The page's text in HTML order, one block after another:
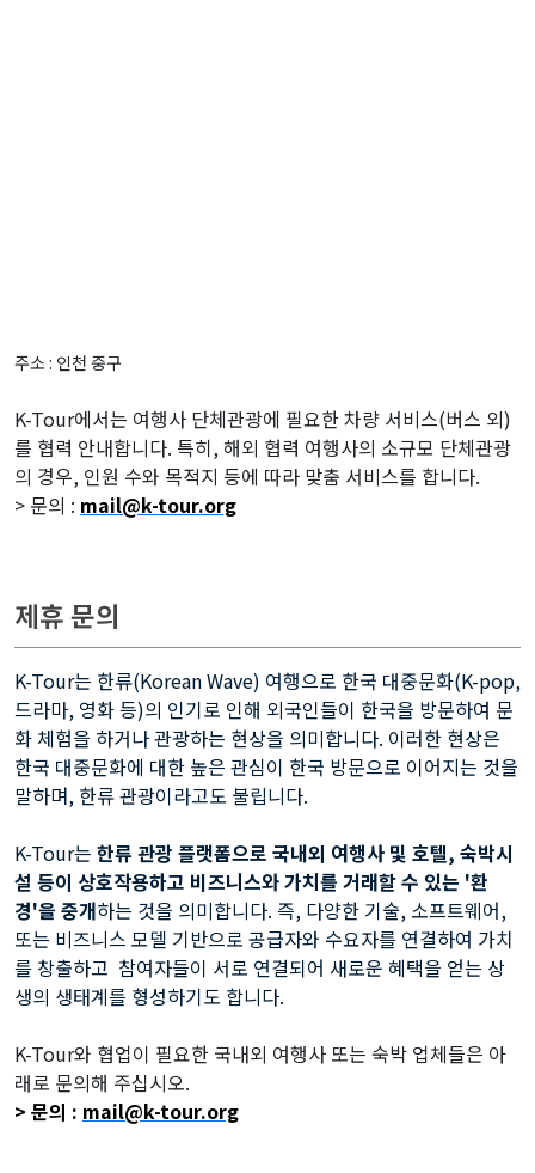
주소 : 인천 중구
K-Tour에서는 여행사 단체관광에 필요한 차량 서비스(버스 외)
를 협력 안내합니다. 특히, 해외 협력 여행사의 소규모 단체관광
의 경우, 인원 수와 목적지 등에 따라 맞춤 서비스를 합니다.
> 문의 : mail@k-tour.org
제휴 문의
K-Tour는 한류(Korean Wave) 여행으로 한국 대중문화(K-pop,
드라마, 영화 등)의 인기로 인해 외국인들이 한국을 방문하여 문
화 체험을 하거나 관광하는 현상을 의미합니다. 이러한 현상은
한국 대중문화에 대한 높은 관심이 한국 방문으로 이어지는 것을
말하며, 한류 관광이라고도 불립니다.
K-Tour는 한류 관광 플랫폼으로 국내외 여행사 및 호텔, 숙박시
설 등이 상호작용하고 비즈니스와 가치를 거래할 수 있는 '환
경'을 중개하는 것을 의미합니다. 즉, 다양한 기술, 소프트웨어,
또는 비즈니스 모델 기반으로 공급자와 수요자를 연결하여 가치
를 창출하고 참여자들이 서로 연결되어 새로운 혜택을 얻는 상
생의 생태계를 형성하기도 합니다.
K-Tour와 협업이 필요한 국내외 여행사 또는 숙박 업체들은 아
래로 문의해 주십시오.
> 문의 : mail@k-tour.org